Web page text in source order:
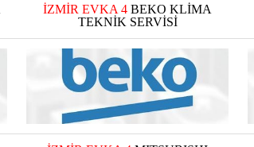
İZMİR EVKA 4 BEKO KLİMA
TEKNİK SERVİSİ